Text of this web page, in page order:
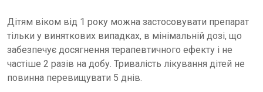
Дітям віком від 1 року можна застосовувати препарат
тільки у виняткових випадках, в мінімальній дозі, що
забезпечує досягнення терапевтичного ефекту і не
частіше 2 разів на добу. Тривалість лікування дітей не
повинна перевищувати 5 днів.